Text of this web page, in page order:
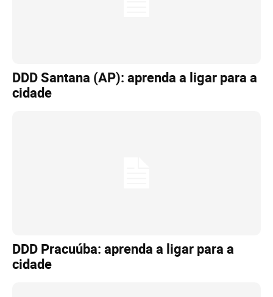
DDD Santana (AP): aprenda a ligar para a
cidade
DDD Pracuúba: aprenda a ligar para a
cidade